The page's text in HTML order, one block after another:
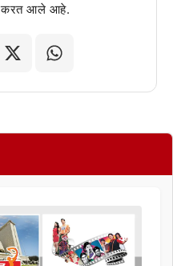
करत आले आहे.